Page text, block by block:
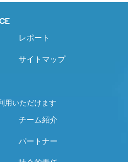
レポート
サイトマップ
用いただけます
チーム紹介
パートナー